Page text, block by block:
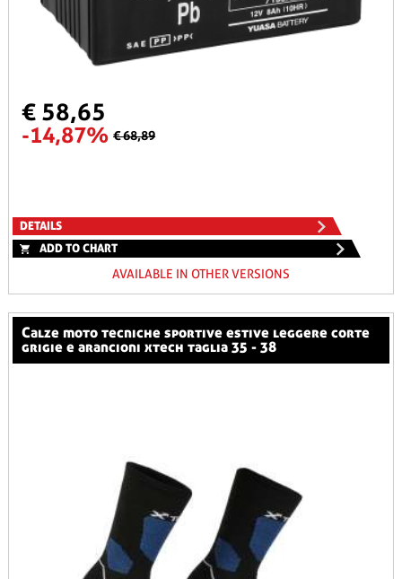
€ 58,65
-14,87% € 68,89
DETAILS
ADD TO CHART
AVAILABLE IN OTHER VERSIONS
calze moto tecniche sportive estive leggere corte
grigie e arancioni xtech taglia 35 - 38